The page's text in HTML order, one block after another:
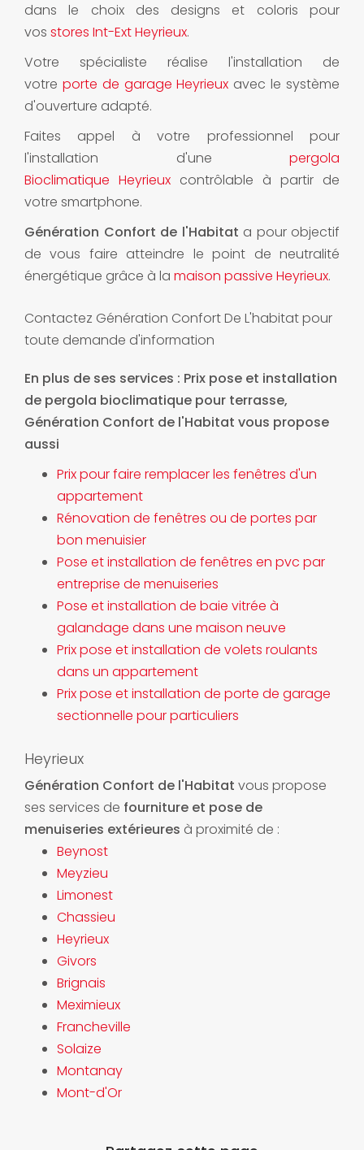
dans le choix des designs et coloris pour
vos stores Int-Ext Heyrieux.
Votre spécialiste réalise l'installation de
votre porte de garage Heyrieux avec le système
d'ouverture adapté.
Faites appel à votre professionnel pour
l'installation d'une pergola
Bioclimatique Heyrieux contrôlable à partir de
votre smartphone.
Génération Confort de l'Habitat a pour objectif
de vous faire atteindre le point de neutralité
énergétique grâce à la maison passive Heyrieux.
Contactez Génération Confort De L'habitat pour
toute demande d'information
En plus de ses services : Prix pose et installation
de pergola bioclimatique pour terrasse,
Génération Confort de l'Habitat vous propose
aussi
Prix pour faire remplacer les fenêtres d'un
appartement
Rénovation de fenêtres ou de portes par
bon menuisier
Pose et installation de fenêtres en pvc par
entreprise de menuiseries
Pose et installation de baie vitrée à
galandage dans une maison neuve
Prix pose et installation de volets roulants
dans un appartement
Prix pose et installation de porte de garage
sectionnelle pour particuliers
Heyrieux
Génération Confort de l'Habitat vous propose
ses services de fourniture et pose de
menuiseries extérieures à proximité de :
Beynost
Meyzieu
Limonest
Chassieu
Heyrieux
Givors
Brignais
Meximieux
Francheville
Solaize
Montanay
Mont-d'Or